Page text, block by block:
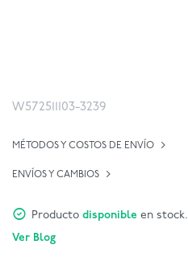
W572511103-3239
MÉTODOS Y COSTOS DE ENVÍO
ENVÍOS Y CAMBIOS
Producto disponible en stock.
Ver Blog